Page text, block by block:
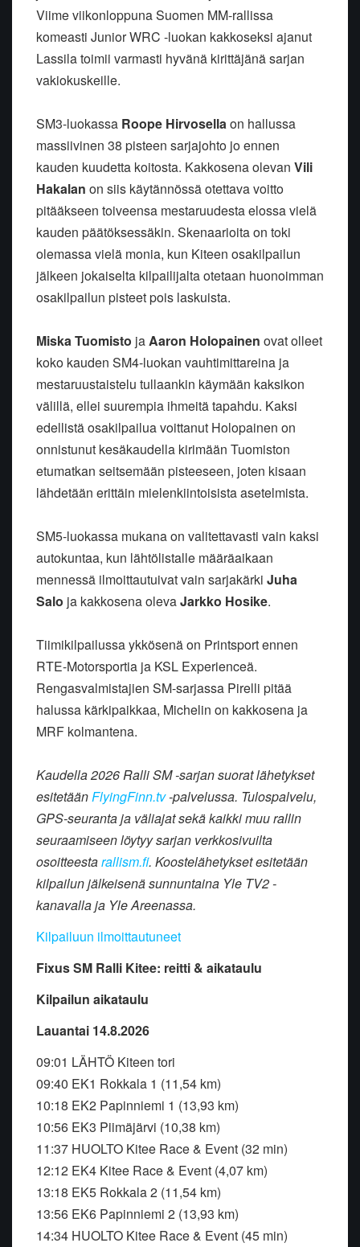
Viime viikonloppuna Suomen MM-rallissa
komeasti Junior WRC -luokan kakkoseksi ajanut
Lassila toimii varmasti hyvänä kirittäjänä sarjan
vakiokuskeille.
SM3-luokassa Roope Hirvosellaon hallussa
massiivinen 38 pisteen sarjajohto jo ennen
kauden kuudetta koitosta. Kakkosena olevan Vili
Hakalan on siis käytännössä otettava voitto
pitääkseen toiveensa mestaruudesta elossa vielä
kauden päätöksessäkin. Skenaarioita on toki
olemassa vielä monia, kun Kiteen osakilpailun
jälkeen jokaiselta kilpailijalta otetaan huonoimman
osakilpailun pisteet pois laskuista.
Miska Tuomisto jaAaron Holopainen ovat olleet
koko kauden SM4-luokan vauhtimittareina ja
mestaruustaistelu tullaankin käymään kaksikon
välillä, ellei suurempia ihmeitä tapahdu. Kaksi
edellistä osakilpailua voittanut Holopainen on
onnistunut kesäkaudella kirimään Tuomiston
etumatkan seitsemään pisteeseen, joten kisaan
lähdetään erittäin mielenkiintoisista asetelmista.
SM5-luokassa mukana on valitettavasti vain kaksi
autokuntaa, kun lähtölistalle määräaikaan
mennessä ilmoittautuivat vain sarjakärki Juha
Salo ja kakkosena olevaJarkko Hosike.
Tiimikilpailussa ykkösenä on Printsport ennen
RTE-Motorsportia ja KSL Experienceä.
Rengasvalmistajien SM-sarjassa Pirelli pitää
halussa kärkipaikkaa, Michelin on kakkosena ja
MRF kolmantena.
Kaudella 2026 Ralli SM -sarjan suorat lähetykset
esitetäänFlyingFinn.tv-palvelussa. Tulospalvelu,
GPS-seuranta ja väliajat sekä kaikki muu rallin
seuraamiseen löytyy sarjan verkkosivuilta
osoitteestarallism.fi. Koostelähetykset esitetään
kilpailun jälkeisenä sunnuntaina Yle TV2 -
kanavalla ja Yle Areenassa.
Kilpailuun ilmoittautuneet
Fixus SM Ralli Kitee: reitti & aikataulu
Kilpailun aikataulu
Lauantai 14.8.2026
09:01 LÄHTÖ Kiteen tori
09:40 EK1 Rokkala 1 (11,54 km)
10:18 EK2 Papinniemi 1 (13,93 km)
10:56 EK3 Piimäjärvi (10,38 km)
11:37 HUOLTO Kitee Race & Event (32 min)
12:12 EK4 Kitee Race & Event (4,07 km)
13:18 EK5 Rokkala 2 (11,54 km)
13:56 EK6 Papinniemi 2 (13,93 km)
14:34 HUOLTO Kitee Race & Event (45 min)